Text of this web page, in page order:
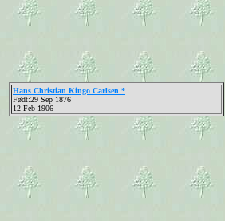
Hans Christian Kingo Carlsen *
Født:29 Sep 1876
12 Feb 1906